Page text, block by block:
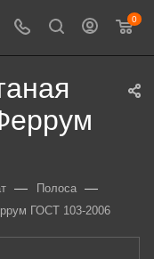
0
— Полоса —
ГОСТ 103-2006